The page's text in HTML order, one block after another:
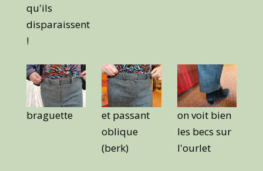
qu'ils
disparaissent
!
braguette
et passant
oblique
(berk)
on voit bien
les becs sur
l'ourlet